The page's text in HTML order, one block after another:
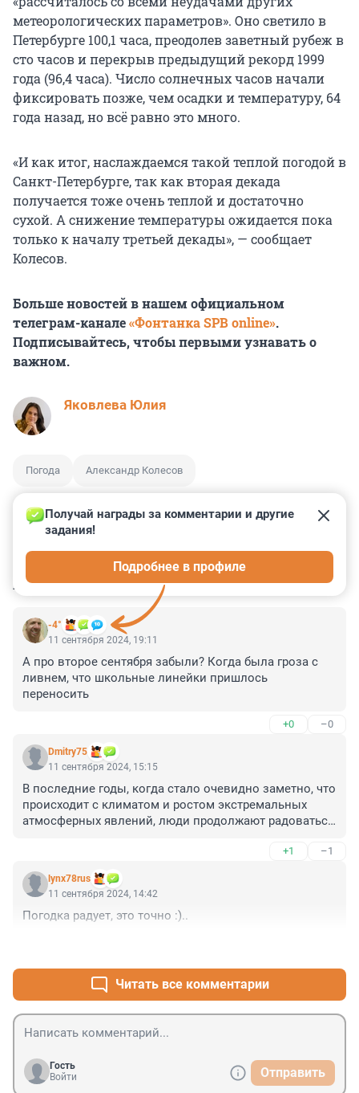
метеорологических параметров». Оно светило в
Петербурге 100,1 часа, преодолев заветный рубеж в
сто часов и перекрыв предыдущий рекорд 1999
года (96,4 часа). Число солнечных часов начали
фиксировать позже, чем осадки и температуру, 64
года назад, но всё равно это много.
«И как итог, наслаждаемся такой теплой погодой в
Санкт-Петербурге, так как вторая декада
получается тоже очень теплой и достаточно
сухой. А снижение температуры ожидается пока
только к началу третьей декады», — сообщает
Колесов.
Больше новостей в нашем официальном
телеграм-канале«Фонтанка SPB online».
Подписывайтесь, чтобы первыми узнавать о
важном.
Яковлева Юлия
Погода Александр Колесов
КОММЕНТАРИИ 4
-4°
Получай награды за комментарии и другие
задания!
Подробнее в профиле
11 сентября 2024, 19:11
А про второе сентября забыли? Когда была гроза с
ливнем, что школьные линейки пришлось
переносить
+0 –0
Dmitry75
11 сентября 2024, 15:15
В последние годы, когда стало очевидно заметно, что
происходит с климатом и ростом экстремальных
атмосферных явлений, люди продолжают радоваться
Это прекрасно, если июль и август теплые и
преимущественно солнечные, но сентябрь, октябрь
таким быть не должны...
+1 –1
lynx78rus
11 сентября 2024, 14:42
Погодка радует, это точно :)..
Читать все комментарии
Гость
Войти
Отправить